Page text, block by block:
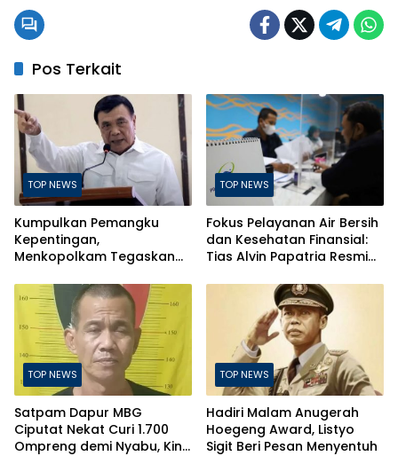
Pos Terkait
TOP NEWS
Kumpulkan Pemangku
Kepentingan,
Menkopolkam Tegaskan
Terkendali
TOP NEWS
Fokus Pelayanan Air Bersih
dan Kesehatan Finansial:
Tias Alvin Papatria Resmi
Minum Surabaya
TOP NEWS
Satpam Dapur MBG
Ciputat Nekat Curi 1.700
Ompreng demi Nyabu, Kini
TOP NEWS
Hadiri Malam Anugerah
Hoegeng Award, Listyo
Sigit Beri Pesan Menyentuh